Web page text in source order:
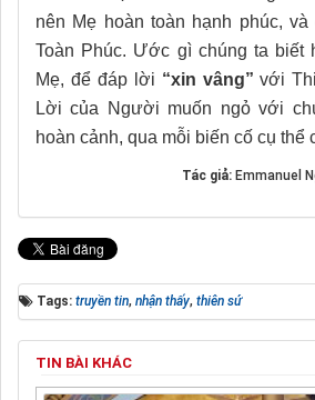
nên Mẹ hoàn toàn hạnh phúc,
Toàn Phúc. Ước gì chúng ta biết
Mẹ, để đáp lời “xin vâng” với
Lời của Người muốn ngỏ với
hoàn cảnh, qua mỗi biến cố cụ thể
Tác giả: Emmanuel
Tags: truyền tin, nhận thấy, thiên sứ
TIN BÀI KHÁC